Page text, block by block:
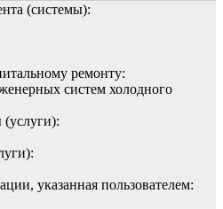
(системы):
ремонту:
систем холодного
указанная пользователем: